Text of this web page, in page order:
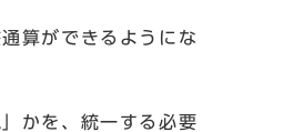
算ができるようにな
かを、統一する必要